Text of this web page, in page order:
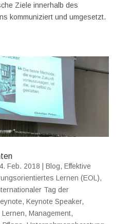
Ziele innerhalb des
kommuniziert und umgesetzt.
Feb. 2018 Blog, Effektive
Lernen (EOL),
Tag der
, Keynote Speaker,
Lernen, Management,